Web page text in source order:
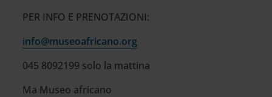
PER INFO E PRENOTAZIONI:
info@museoafricano.org
045 8092199 solo la mattina
Ma Museo africano